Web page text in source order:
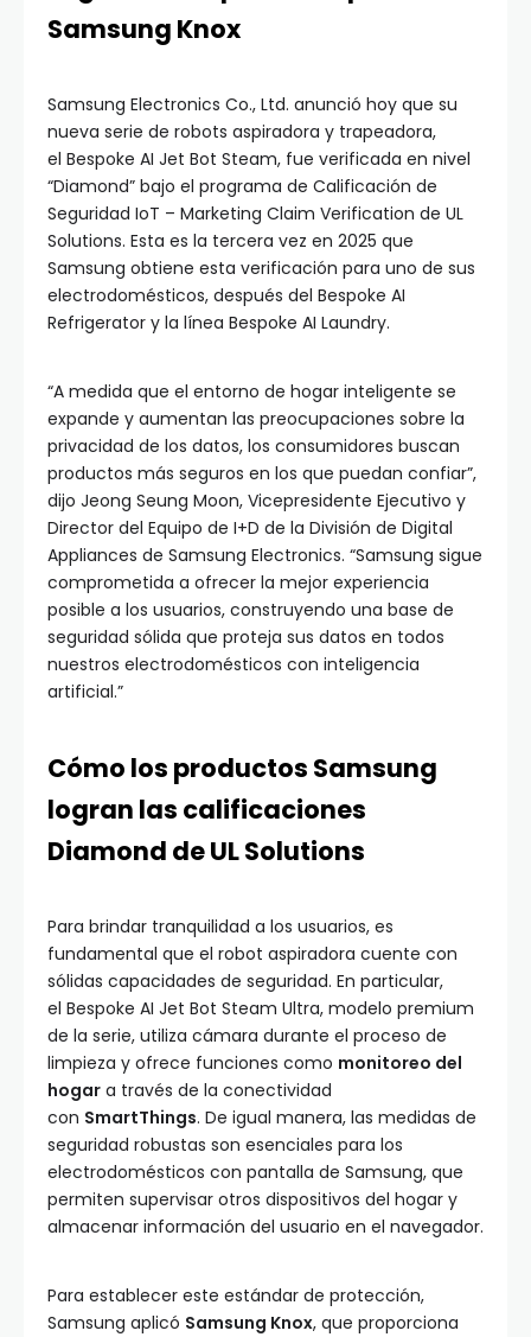
Samsung Knox
Samsung Electronics Co., Ltd. anunció hoy que su
nueva serie de robots aspiradora y trapeadora,
el Bespoke AI Jet Bot Steam, fue verificada en nivel
“Diamond” bajo el programa de Calificación de
Seguridad IoT – Marketing Claim Verification de UL
Solutions. Esta es la tercera vez en 2025 que
Samsung obtiene esta verificación para uno de sus
electrodomésticos, después del Bespoke AI
Refrigerator y la línea Bespoke AI Laundry.
“A medida que el entorno de hogar inteligente se
expande y aumentan las preocupaciones sobre la
privacidad de los datos, los consumidores buscan
productos más seguros en los que puedan confiar”,
dijo Jeong Seung Moon, Vicepresidente Ejecutivo y
Director del Equipo de I+D de la División de Digital
Appliances de Samsung Electronics. “Samsung sigue
comprometida a ofrecer la mejor experiencia
posible a los usuarios, construyendo una base de
seguridad sólida que proteja sus datos en todos
nuestros electrodomésticos con inteligencia
artificial.”
Cómo los productos Samsung
logran las calificaciones
Diamond de UL Solutions
Para brindar tranquilidad a los usuarios, es
fundamental que el robot aspiradora cuente con
sólidas capacidades de seguridad. En particular,
el Bespoke AI Jet Bot Steam Ultra, modelo premium
de la serie, utiliza cámara durante el proceso de
limpieza y ofrece funciones como monitoreo del
hogar a través de la conectividad
con SmartThings. De igual manera, las medidas de
seguridad robustas son esenciales para los
electrodomésticos con pantalla de Samsung, que
permiten supervisar otros dispositivos del hogar y
almacenar información del usuario en el navegador.
Para establecer este estándar de protección,
Samsung aplicó Samsung Knox, que proporciona